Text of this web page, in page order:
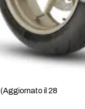
(Aggiornato il 28